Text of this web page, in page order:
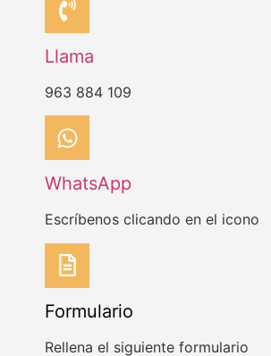
Llama
963 884 109
WhatsApp
Escríbenos clicando en el icono
Formulario
Rellena el siguiente formulario